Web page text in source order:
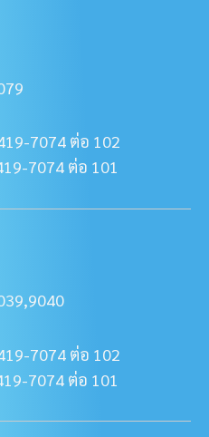
7074 ต่อ 102
7074 ต่อ 101
7074 ต่อ 102
7074 ต่อ 101